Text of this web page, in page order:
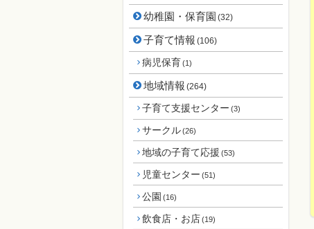
幼稚園・保育園 (32)
子育て情報 (106)
病児保育(1)
地域情報 (264)
子育て支援センター (3)
サークル(26)
地域の子育て応援 (53)
児童センター (51)
公園 (16)
飲食店・お店(19)